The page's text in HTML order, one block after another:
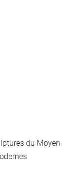
du Moyen